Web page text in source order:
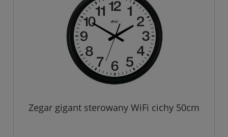
Zegar gigant sterowany WiFi cichy 50cm